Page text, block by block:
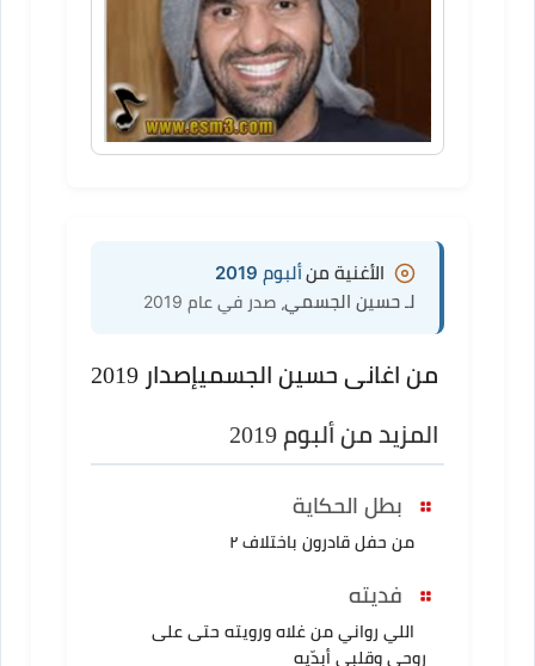
الأغنية منألبوم 2019
لـ حسين الجسمي ، صدر في عام 2019
من اغانى حسين الجسميإصدار 2019
المزيد من ألبوم 2019
بطل الحكاية
من حفل قادرون باختلاف ٢
فديته
اللي رواني من غلاه ورويته حتى على
روحي وقلبي أبدّيه